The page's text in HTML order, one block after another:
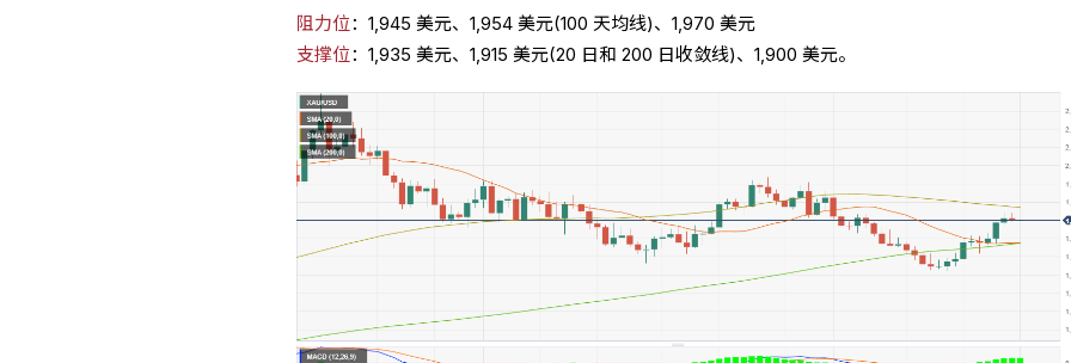
阻力位 ：1,945 美元、1,954 美元(100 天均线)、1,970 美元
支撑位 ：1,935 美元、1,915 美元(20 日和 200 日收敛线)、1,900 美元。